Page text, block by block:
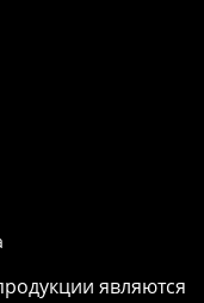
являются